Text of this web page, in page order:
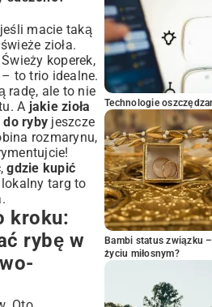
macie taką
zioła.
koperek,
to trio idealne.
radę, ale to nie
A jakie zioła
do ryby jeszcze
rozmarynu,
gdzie kupić
targ to
kroku:
rybę w
Technologie
Bambi status związku
życiu miłosnym?